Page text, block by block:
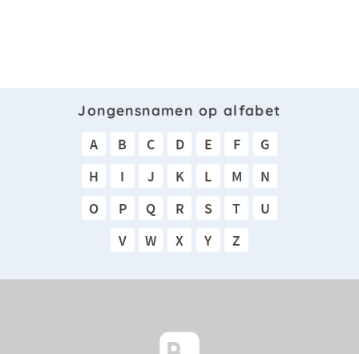
Jongensnamen op alfabet
A B C D E F
G
H
I J K L M
N
O
P Q R S T
U
V
W X Y Z